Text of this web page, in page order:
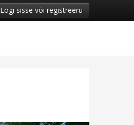
Logi sisse või registreeru